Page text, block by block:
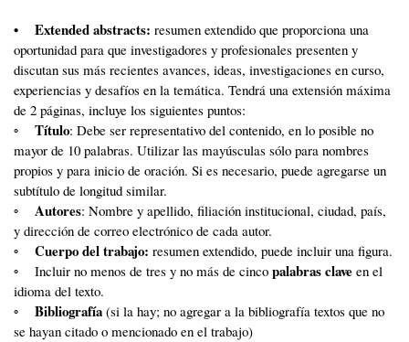
• Extended abstracts: resumen extendido que proporciona una
oportunidad para que investigadores y profesionales presenten y
discutan sus más recientes avances, ideas, investigaciones en curso,
experiencias y desafíos en la temática. Tendrá una extensión máxima
de 2 páginas, incluye los siguientes puntos:
◦ Título: Debe ser representativo del contenido, en lo posible no
mayor de 10 palabras. Utilizar las mayúsculas sólo para nombres
propios y para inicio de oración. Si es necesario, puede agregarse un
subtítulo de longitud similar.
◦ Autores: Nombre y apellido, filiación institucional, ciudad, país,
y dirección de correo electrónico de cada autor.
◦ Cuerpo del trabajo: resumen extendido, puede incluir una figura.
◦ Incluir no menos de tres y no más de cinco palabras clave en el
idioma del texto.
◦ Bibliografía (si la hay; no agregar a la bibliografía textos que no
se hayan citado o mencionado en el trabajo)